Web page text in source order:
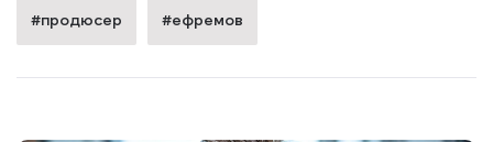
#продюсер #ефремов